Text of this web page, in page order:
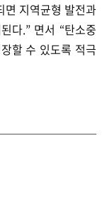
면 지역균형 발전과
다.” 면서 “탄소중
할 수 있도록 적극